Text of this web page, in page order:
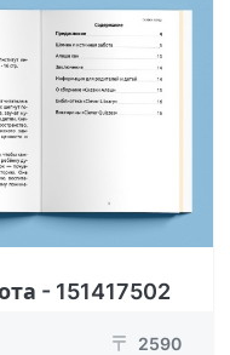
- 151417502
₸ 2590